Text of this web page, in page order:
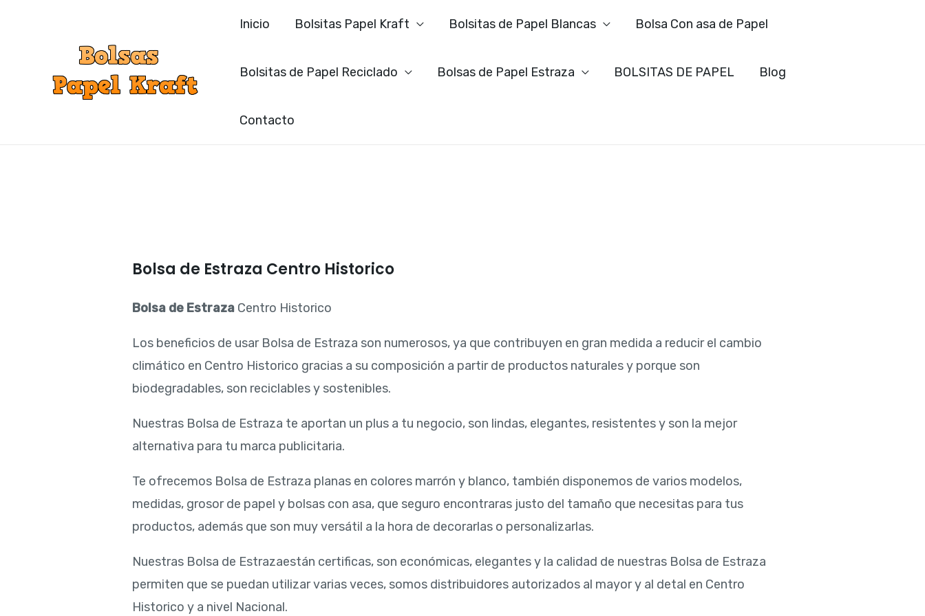
Inicio Bolsitas Papel Kraft Bolsitas de Papel Blancas Bolsa Con asa de Papel
Bolsitas de Papel Reciclado Bolsas de Papel Estraza BOLSITAS DE PAPEL Blog
Contacto
Bolsa de Estraza Centro Historico
Bolsa de Estraza Centro Historico
Los beneficios de usar Bolsa de Estraza son numerosos, ya que contribuyen en gran medida a reducir el cambio
climático en Centro Historico gracias a su composición a partir de productos naturales y porque son
biodegradables, son reciclables y sostenibles.
Nuestras Bolsa de Estraza te aportan un plus a tu negocio, son lindas, elegantes, resistentes y son la mejor
alternativa para tu marca publicitaria.
Te ofrecemos Bolsa de Estraza planas en colores marrón y blanco, también disponemos de varios modelos,
medidas, grosor de papel y bolsas con asa, que seguro encontraras justo del tamaño que necesitas para tus
productos, además que son muy versátil a la hora de decorarlas o personalizarlas.
Nuestras Bolsa de Estrazaestán certificas, son económicas, elegantes y la calidad de nuestras Bolsa de Estraza
permiten que se puedan utilizar varias veces, somos distribuidores autorizados al mayor y al detal en Centro
Historico y a nivel Nacional.